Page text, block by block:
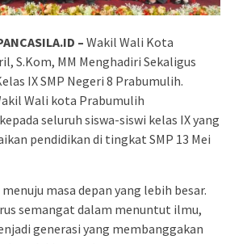
– Wakil Wali Kota
S.Kom, MM Menghadiri Sekaligus
IX SMP Negeri 8 Prabumulih.
Wali kota Prabumulih
seluruh siswa-siswi kelas IX yang
pendidikan di tingkat SMP 13 Mei
masa depan yang lebih besar.
semangat dalam menuntut ilmu,
generasi yang membanggakan